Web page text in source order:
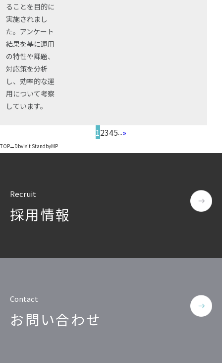
ることを⽬的に
実施されまし
た。アンケート
結果を基に運用
の特性や課題、
対応策を分析
し、効率的な運
用について考察
しています。
12345...»
TOP–Dbvisit StandbyMP
Recruit
採用情報
Contact
お問い合わせ